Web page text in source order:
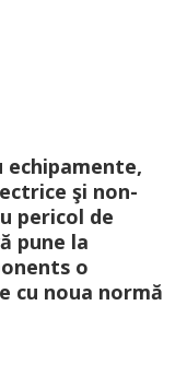
şi non-
pericol de
pune la
o
cu noua normă